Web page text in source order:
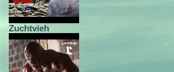
Zuchtvieh